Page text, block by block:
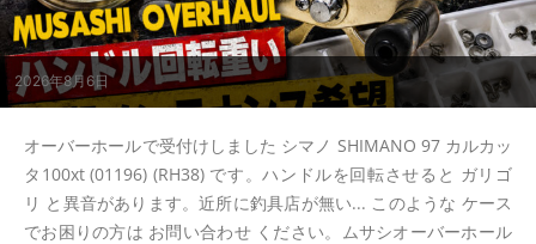
2026年8月6日
オーバーホールで受付けしました シマノ SHIMANO 97 カルカッ
タ100xt (01196) (RH38) です。ハンドルを回転させると ガリゴ
リ と異音があります。近所に釣具店が無い... このような ケース
でお困りの方は お問い合わせ ください。ムサシオーバーホール